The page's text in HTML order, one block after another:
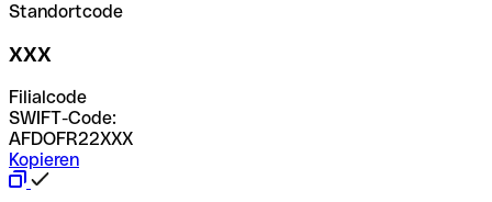
Standortcode
XXX
Filialcode
SWIFT-Code:
AFDOFR22XXX
Kopieren